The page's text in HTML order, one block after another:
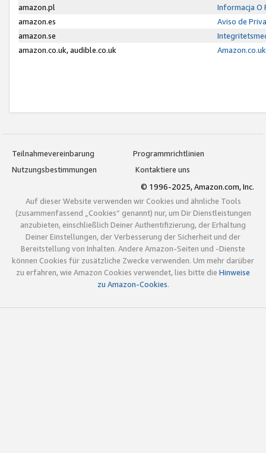
amazon.pl
Informacja O
amazon.es
Aviso de
amazon.se
amazon.co.uk, audible.co.uk
Teilnahmevereinbarung
Programmrichtlinien
Nutzungsbestimmungen
Kontaktiere uns
© 1996-2025, Amazon.com, Inc.
Auf dieser Website verwenden wir Cookies und ähnliche Tools
(zusammenfassend „Cookies“ genannt) nur, um Dir Dienstleistungen
anzubieten, einschließlich Deiner Authentifizierung, der Erhaltung
Deiner Einstellungen, der Verbesserung der Sicherheit und der
Bereitstellung von Inhalten. Andere Amazon-Seiten und -Dienste
können Cookies für zusätzliche Zwecke verwenden. Um mehr darüber
zu erfahren, wie Amazon Cookies verwendet, lies bitte die Hinweise
zu Amazon-Cookies.